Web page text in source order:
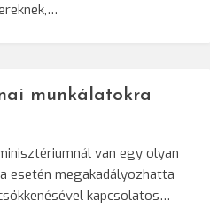
munkálatokra
van egy olyan
esetén megakadályozhatta
kapcsolatos…